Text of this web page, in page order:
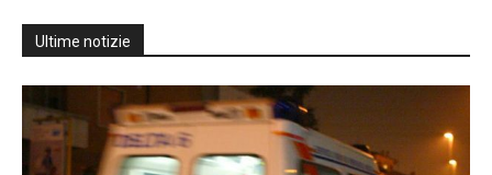
Ultime notizie